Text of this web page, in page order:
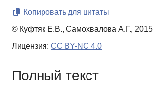
Копировать для цитаты
© Куфтяк Е.В., Самохвалова А.Г., 2015
Лицензия: CC BY-NC 4.0
Полный текст